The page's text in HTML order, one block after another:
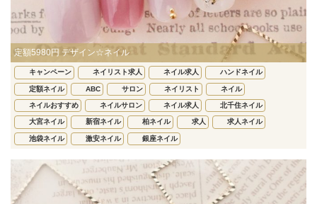
定額5980円 デザイン☆ネイル
キャンペーン ネイリスト求人 ネイル求人 ハンドネイル
定額ネイル ABC サロン ネイリスト ネイル
ネイルおすすめ ネイルサロン ネイル求人 北千住ネイル
大宮ネイル 新宿ネイル 柏ネイル 求人 求人ネイル
池袋ネイル 激安ネイル 銀座ネイル